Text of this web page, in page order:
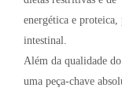
energética e
intestinal.
Além da qualidade
uma peça-chave